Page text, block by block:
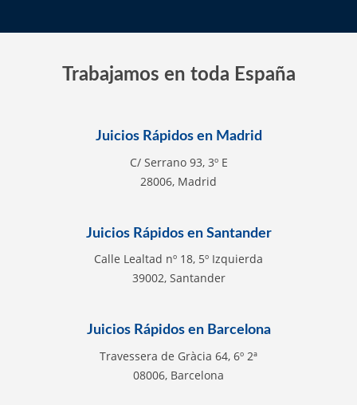
Trabajamos en toda España
Juicios Rápidos en Madrid
C/ Serrano 93, 3º E
28006, Madrid
Juicios Rápidos en Santander
Calle Lealtad nº 18, 5º Izquierda
39002, Santander
Juicios Rápidos en Barcelona
Travessera de Gràcia 64, 6º 2ª
08006, Barcelona